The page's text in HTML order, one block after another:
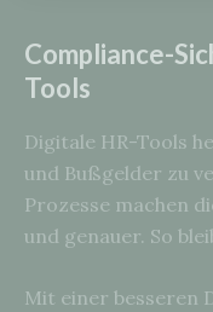
Compliance-
Tools
Digitale HR-Tools
und Bußgelder zu
Prozesse machen
und genauer. So
Mit einer besseren